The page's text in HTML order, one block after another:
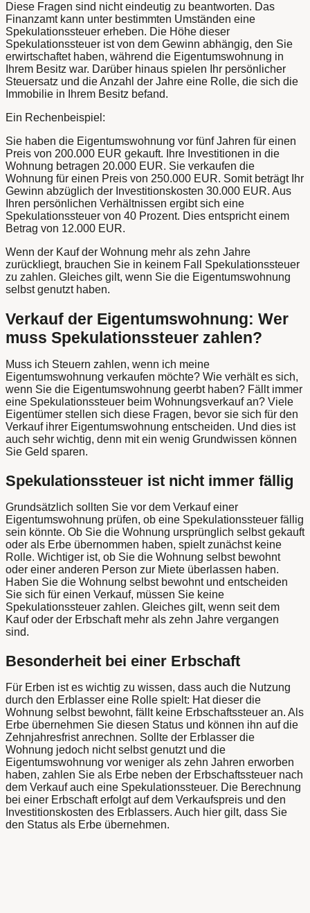
Diese Fragen sind nicht eindeutig zu beantworten. Das
Finanzamt kann unter bestimmten Umständen eine
Spekulationssteuer erheben. Die Höhe dieser
Spekulationssteuer ist von dem Gewinn abhängig, den Sie
erwirtschaftet haben, während die Eigentumswohnung in
Ihrem Besitz war. Darüber hinaus spielen Ihr persönlicher
Steuersatz und die Anzahl der Jahre eine Rolle, die sich die
Immobilie in Ihrem Besitz befand.
Ein Rechenbeispiel:
Sie haben die Eigentumswohnung vor fünf Jahren für einen
Preis von 200.000 EUR gekauft. Ihre Investitionen in die
Wohnung betragen 20.000 EUR. Sie verkaufen die
Wohnung für einen Preis von 250.000 EUR. Somit beträgt Ihr
Gewinn abzüglich der Investitionskosten 30.000 EUR. Aus
Ihren persönlichen Verhältnissen ergibt sich eine
Spekulationssteuer von 40 Prozent. Dies entspricht einem
Betrag von 12.000 EUR.
Wenn der Kauf der Wohnung mehr als zehn Jahre
zurückliegt, brauchen Sie in keinem Fall Spekulationssteuer
zu zahlen. Gleiches gilt, wenn Sie die Eigentumswohnung
selbst genutzt haben.
Verkauf der Eigentumswohnung: Wer
muss Spekulationssteuer zahlen?
Muss ich Steuern zahlen, wenn ich meine
Eigentumswohnung verkaufen möchte? Wie verhält es sich,
wenn Sie die Eigentumswohnung geerbt haben? Fällt immer
eine Spekulationssteuer beim Wohnungsverkauf an? Viele
Eigentümer stellen sich diese Fragen, bevor sie sich für den
Verkauf ihrer Eigentumswohnung entscheiden. Und dies ist
auch sehr wichtig, denn mit ein wenig Grundwissen können
Sie Geld sparen.
Spekulationssteuer ist nicht immer fällig
Grundsätzlich sollten Sie vor dem Verkauf einer
Eigentumswohnung prüfen, ob eine Spekulationssteuer fällig
sein könnte. Ob Sie die Wohnung ursprünglich selbst gekauft
oder als Erbe übernommen haben, spielt zunächst keine
Rolle. Wichtiger ist, ob Sie die Wohnung selbst bewohnt
oder einer anderen Person zur Miete überlassen haben.
Haben Sie die Wohnung selbst bewohnt und entscheiden
Sie sich für einen Verkauf, müssen Sie keine
Spekulationssteuer zahlen. Gleiches gilt, wenn seit dem
Kauf oder der Erbschaft mehr als zehn Jahre vergangen
sind.
Besonderheit bei einer Erbschaft
Für Erben ist es wichtig zu wissen, dass auch die Nutzung
durch den Erblasser eine Rolle spielt: Hat dieser die
Wohnung selbst bewohnt, fällt keine Erbschaftssteuer an. Als
Erbe übernehmen Sie diesen Status und können ihn auf die
Zehnjahresfrist anrechnen. Sollte der Erblasser die
Wohnung jedoch nicht selbst genutzt und die
Eigentumswohnung vor weniger als zehn Jahren erworben
haben, zahlen Sie als Erbe neben der Erbschaftssteuer nach
dem Verkauf auch eine Spekulationssteuer. Die Berechnung
bei einer Erbschaft erfolgt auf dem Verkaufspreis und den
Investitionskosten des Erblassers. Auch hier gilt, dass Sie
den Status als Erbe übernehmen.